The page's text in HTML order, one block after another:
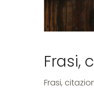
Frasi,
Frasi,